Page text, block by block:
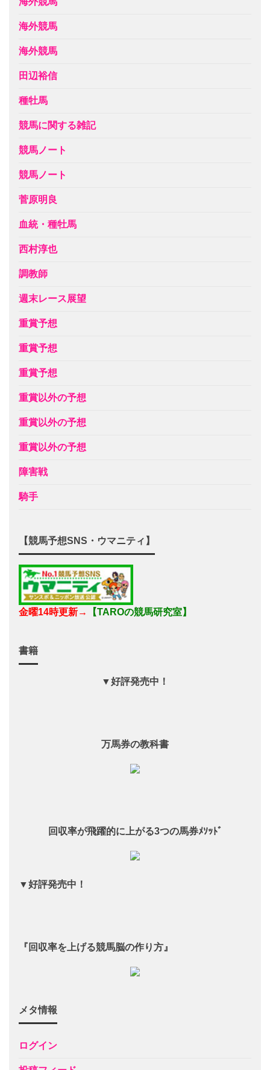
海外競馬
海外競馬
田辺裕信
種牡馬
競馬に関する雑記
競馬ノート
競馬ノート
菅原明良
血統・種牡馬
西村淳也
調教師
週末レース展望
重賞予想
重賞予想
重賞予想
重賞以外の予想
重賞以外の予想
重賞以外の予想
障害戦
騎手
【競馬予想SNS・ウマニティ】
金曜14時更新→ 【TAROの競馬研究室】
書籍
▼好評発売中！
万馬券の教科書
回収率が飛躍的に上がる3つの馬券ﾒｿｯﾄﾞ
▼好評発売中！
『回収率を上げる競馬脳の作り方』
メタ情報
ログイン